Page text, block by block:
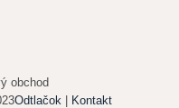
obchod
Odtlačok | Kontakt